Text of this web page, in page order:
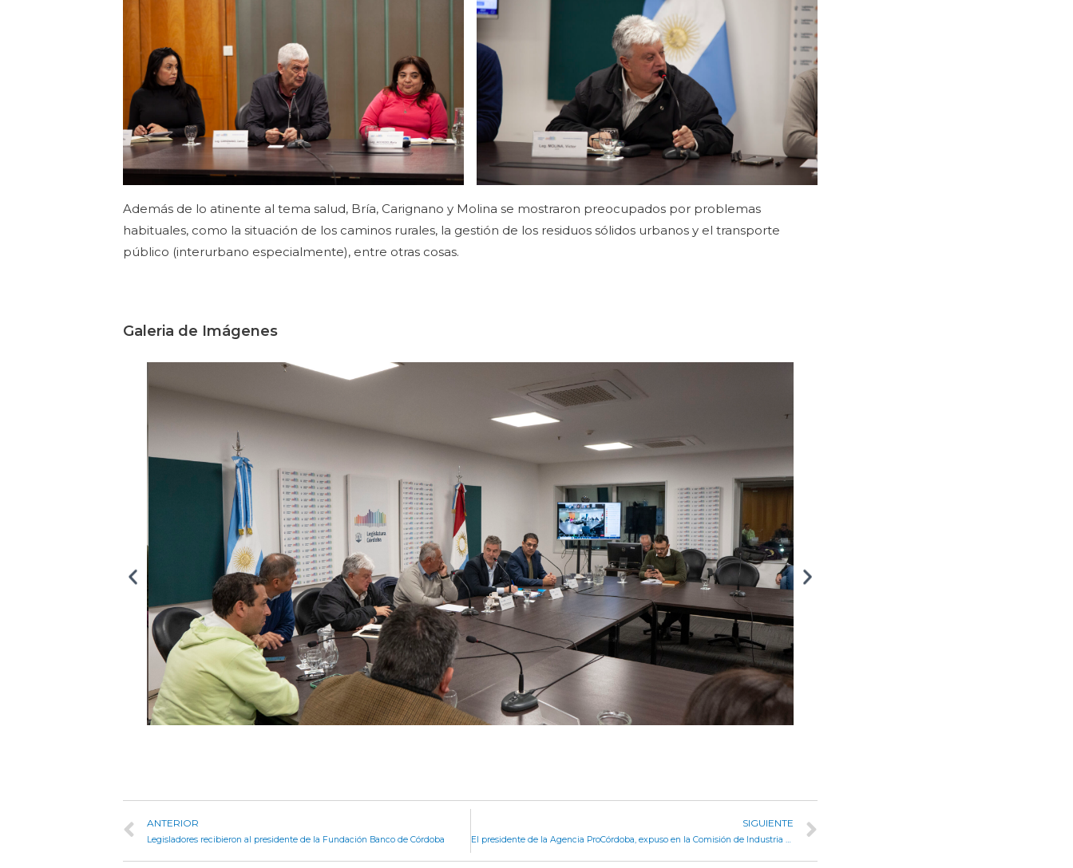
Además de lo atinente al tema salud, Bría, Carignano y Molina se mostraron preocupados por problemas
habituales, como la situación de los caminos rurales, la gestión de los residuos sólidos urbanos y el transporte
público (interurbano especialmente), entre otras cosas.
Galeria de Imágenes
ANTERIOR
Legisladores recibieron al presidente de la Fundación Banco de Córdoba
SIGUIENTE
El presidente de la Agencia ProCórdoba, expuso en la Comisión de Industria y Minería de la Unicameral